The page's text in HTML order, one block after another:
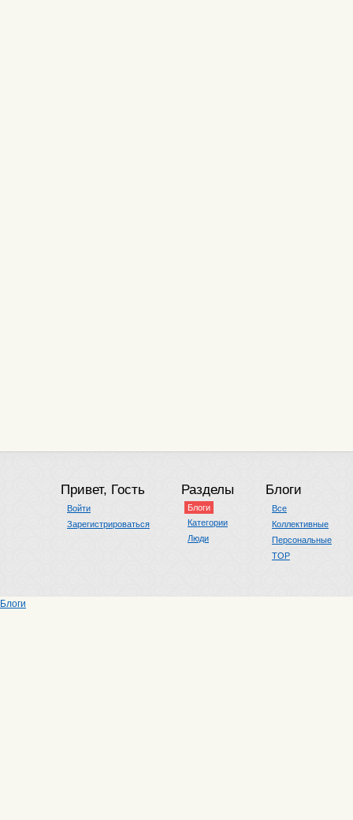
Привет, Гость
Войти
Зарегистрироваться
Разделы
Блоги
Категории
Люди
Блоги
Все
Коллективные
Персональные
TOP
Блоги